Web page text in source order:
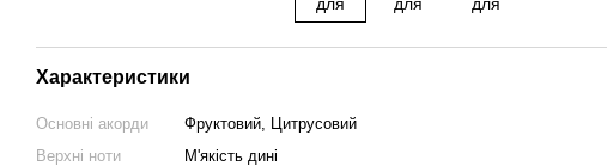
Характеристики
Основні акорди
Фруктовий, Цитрусовий
Верхні ноти
М'якість дині